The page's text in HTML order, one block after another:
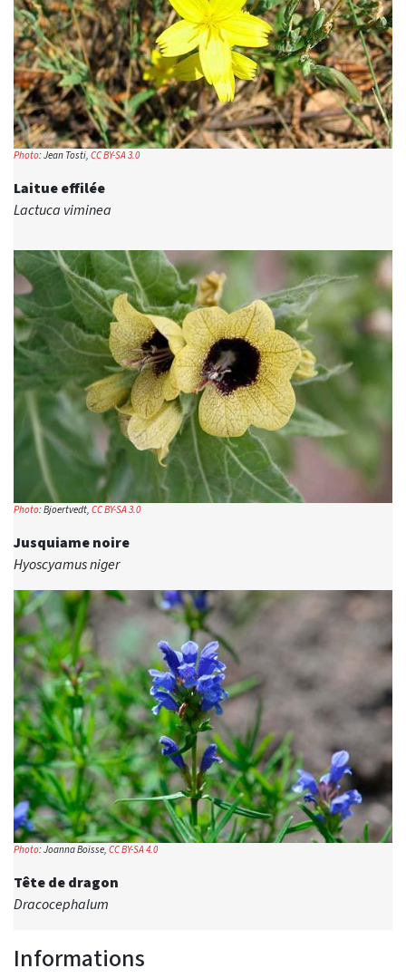
Photo: Jean Tosti, CC BY-SA 3.0
Laitue effilée
Lactuca viminea
Photo: Bjoertvedt, CC BY-SA 3.0
Jusquiame noire
Hyoscyamus niger
Photo: Joanna Boisse, CC BY-SA 4.0
Tête de dragon
Dracocephalum
Informations